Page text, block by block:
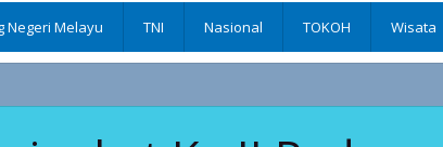
Negeri Melayu TNI Nasional TOKOH Wisata